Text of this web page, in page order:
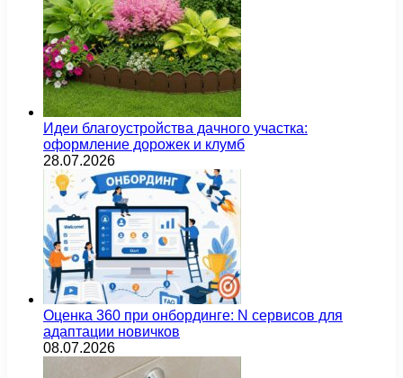
Идеи благоустройства дачного участка:
оформление дорожек и клумб
28.07.2026
Оценка 360 при онбординге: N сервисов для
адаптации новичков
08.07.2026